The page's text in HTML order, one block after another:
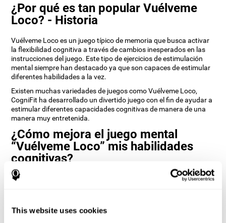
This website uses cookies
¿Por qué es tan popular Vuélveme
Loco? - Historia
Vuélveme Loco es un juego típico de memoria que busca activar
la flexibilidad cognitiva a través de cambios inesperados en las
instrucciones del juego. Este tipo de ejercicios de estimulación
mental siempre han destacado ya que son capaces de estimular
diferentes habilidades a la vez.
Existen muchas variedades de juegos como Vuélveme Loco,
CogniFit ha desarrollado un divertido juego con el fin de ayudar a
estimular diferentes capacidades cognitivas de manera de una
manera muy entretenida.
¿Cómo mejora el juego mental
“Vuélveme Loco” mis habilidades
cognitivas?
Entretenerse con juegos como Vuélveme Loco de CogniFit
crear nuevas sinapsis, y a que los circuitos neuronales se
reorganicen y recuperen funciones cognitivas debilitadas o